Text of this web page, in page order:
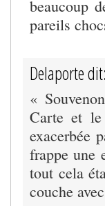
beaucoup
pareils
Delaporte dit:
«
Carte et
exacerbée
frappe une
tout cela
couche